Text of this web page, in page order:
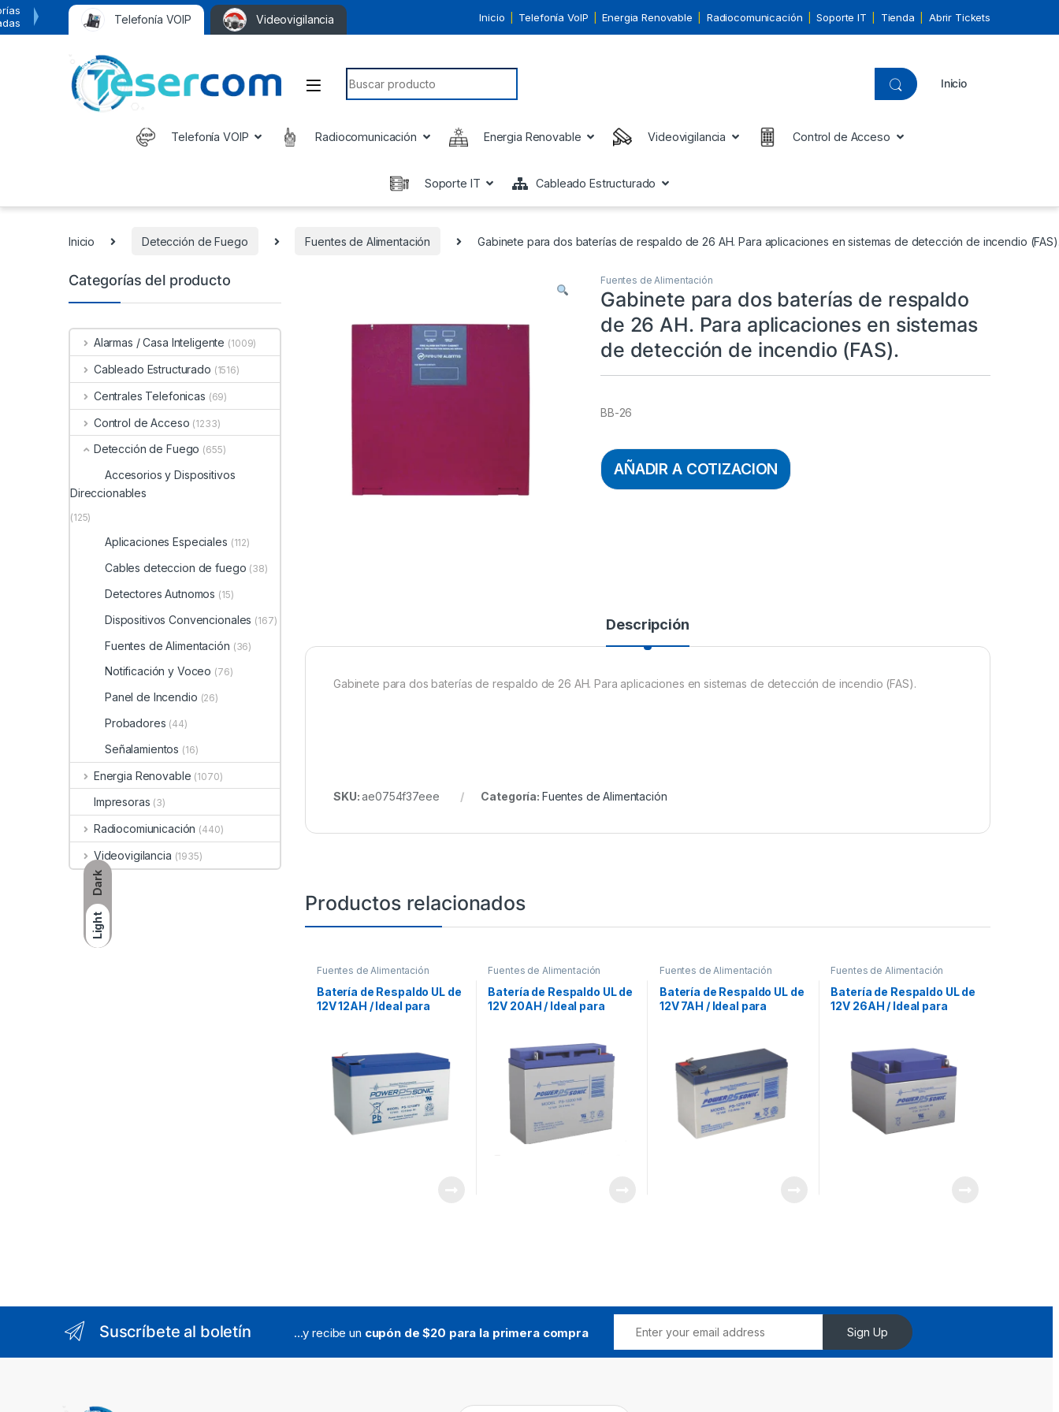
Dark
Light
Telefonía VOIP Videovigilancia Inicio Telefonía VoIP Energia Renovable Radiocomunicación Soporte IT Tienda Abrir Tickets
Search for:
Inicio
Telefonía VOIP Radiocomunicación Energia Renovable Videovigilancia Control de Acceso
Soporte IT Cableado Estructurado
Inicio Detección de Fuego Fuentes de Alimentación Gabinete para dos baterías de respaldo de 26 AH. Para aplicaciones en sistemas de detección de incendio
Fuentes de Alimentación
Gabinete para dos baterías de respaldo
de 26 AH. Para aplicaciones en sistemas
de detección de incendio (FAS).
BB-26
AÑADIR A COTIZACION
Descripción
Gabinete para dos baterías de respaldo de 26 AH. Para aplicaciones en sistemas de detección de incendio (FAS).
SKU:ae0754f37eee Categoría: Fuentes de Alimentación
Productos relacionados
Fuentes de Alimentación
Batería de Respaldo UL de
12V 12AH / Ideal para
Videovigilancia /
Terminales Tipo F2
Fuentes de Alimentación
Batería de Respaldo UL de
12V 20AH / Ideal para
Acceso / Intrusión /
Videovigilancia /
Terminales Tipo NB
Fuentes de Alimentación
Batería de Respaldo UL de
12V 7AH / Ideal para
Acceso / Intrusión /
Videovigilancia /
Terminales Tipo F2
Fuentes de Alimentación
Batería de Respaldo UL de
12V 26AH / Ideal para
Acceso / Intrusión /
Videovigilancia /
Terminales Tipo NB
Categorías del producto
Alarmas / Casa Inteligente (1009)
Cableado Estructurado (1516)
Centrales Telefonicas (69)
Control de Acceso (1233)
Detección de Fuego (655)
Accesorios y Dispositivos
Direccionables
(125)
Aplicaciones Especiales (112)
Cables deteccion de fuego (38)
Detectores Autnomos (15)
Dispositivos Convencionales (167)
Fuentes de Alimentación (36)
Notificación y Voceo (76)
Panel de Incendio (26)
Probadores (44)
Señalamientos (16)
Energia Renovable (1070)
Impresoras (3)
Radiocomiunicación (440)
Videovigilancia (1935)
Suscríbete al boletín ...y recibe un cupón de $20 para la primera compra Sign Up